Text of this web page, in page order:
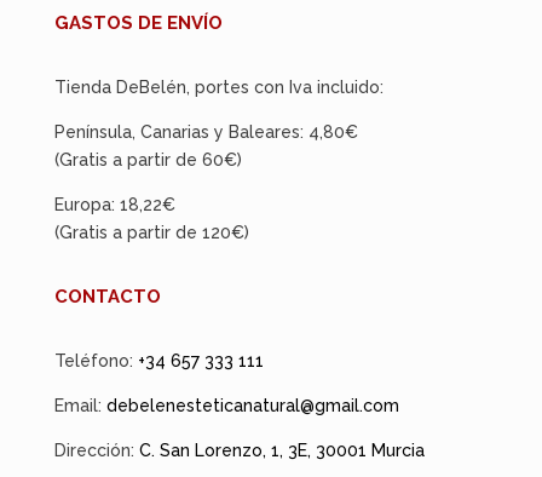
GASTOS DE ENVÍO
Tienda DeBelén, portes con Iva incluido:
Península, Canarias y Baleares: 4,80€
(Gratis a partir de 60€)
Europa: 18,22€
(Gratis a partir de 120€)
CONTACTO
Teléfono: +34 657 333 111
Email: debelenesteticanatural@gmail.com
Dirección: C. San Lorenzo, 1, 3E, 30001 Murcia